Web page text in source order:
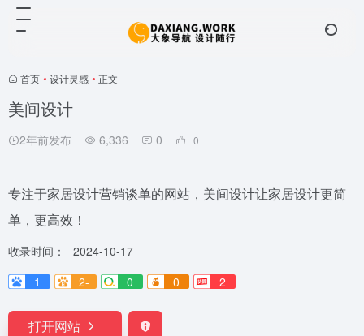
首页 • 设计灵感 • 正文
美间设计
2年前发布 6,336 0 0
专注于家居设计营销谈单的网站，美间设计让家居设计更简
单，更高效！
收录时间：
2024-10-17
1
2- 0 0 2
打开网站